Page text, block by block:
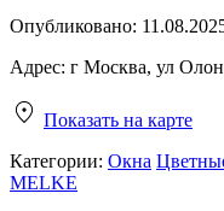
Опубликовано:
Адрес: г Москва, ул
Показать на карте
Категории: Окна
MELKE